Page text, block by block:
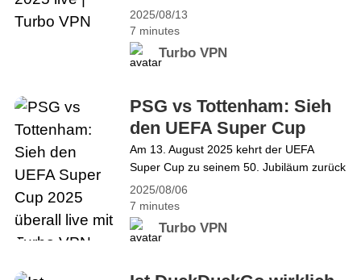
2025 – Entsperren Sie die Welt mit Turbo VPN
2025/08/13
7 minutes
Turbo VPN
ultimative Auftakt zur Bundesliga-Saison
und bringt den Meister der Vorsaison und
den DFB-Pokalsieger zusammen. Im Jahr
2025 trifft DFB-Pokalsieger VfB Stuttgart
ein Duell zwischen einem Pokal-
Außenseiter und der dominanten
Ligamacht. Die Spannung ist hoch, und
Nervenkitzel ist garantiert. Das Spiel
beginnt am&hellip; Continue reading So
sehen Sie den DFL-Supercup 2025 live |
Turbo VPN
2025/08/06
7 minutes
Turbo VPN
PSG vs Tottenham: Sieh
den UEFA Super Cup
2025 überall live mit
Turbo VPN
Am 13. August 2025 kehrt der UEFA
Super Cup zu seinem 50. Jubiläum zurück
– und dieses Jahr heißt es PSG gegen
Tottenham, live aus dem Stadio Friuli in
Udine, Italien. Paris Saint-Germain,
frischgebackener Champions-League-
als Europa-League-Gewinner ihr